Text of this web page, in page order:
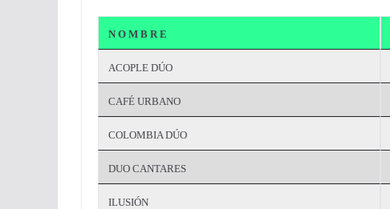
N O M B R E
ACOPLE DÚO
CAFÉ URBANO
COLOMBIA DÚO
DUO CANTARES
ILUSIÓN